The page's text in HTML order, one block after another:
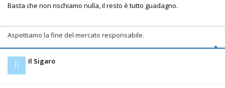
Basta che non rischiamo nulla, il resto è tutto guadagno.
Aspettiamo la fine del mercato responsabile.
Il Il Sigaro